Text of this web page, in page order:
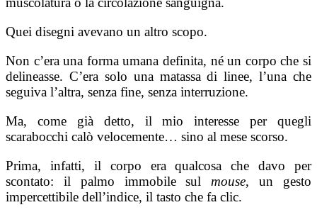
Quei disegni avevano un altro scopo.
Non c’era una forma umana definita, né un corpo che si
delineasse. C’era solo una matassa di linee, l’una che
seguiva l’altra, senza fine, senza in­terruzione.
Ma, come già detto, il mio interesse per que­gli
scarabocchi calò velocemente… sino al mese scorso.
Prima, infatti, il corpo era qualcosa che davo per
scontato: il palmo immobile sul mouse, un ge­sto
impercettibile dell’indice, il tasto che fa clic.